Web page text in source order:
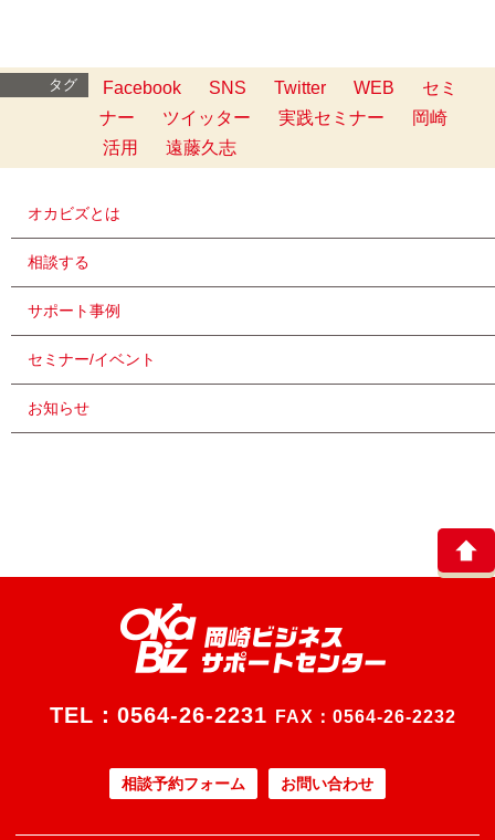
タグ Facebook SNS Twitter WEB
セミ
ナー
ツイッター 実践セミナー
岡崎
活用
遠藤久志
オカビズとは
相談する
サポート事例
セミナー/イベント
お知らせ
TEL： 0564-26-2231 FAX：0564-26-2232
相談予約フォーム お問い合わせ